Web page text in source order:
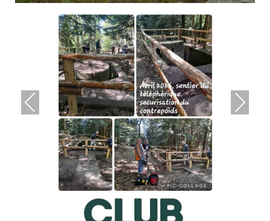
Previous Next